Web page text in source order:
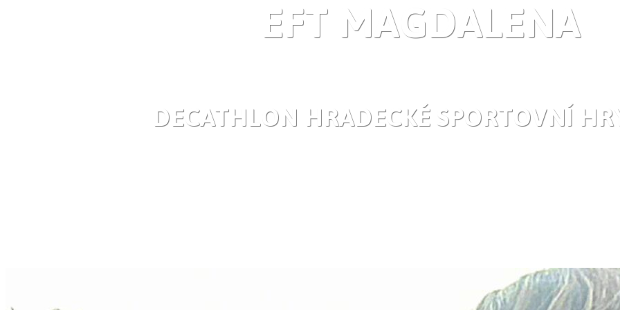
EFT MAGDALENA
DECATHLON HRADECKÉ SPORTOVNÍ